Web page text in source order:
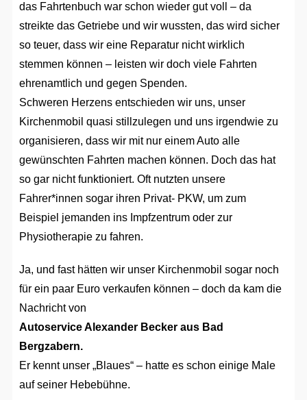
das Fahrtenbuch war schon wieder gut voll – da
streikte das Getriebe und wir wussten, das wird sicher
so teuer, dass wir eine Reparatur nicht wirklich
stemmen können – leisten wir doch viele Fahrten
ehrenamtlich und gegen Spenden.
Schweren Herzens entschieden wir uns, unser
Kirchenmobil quasi stillzulegen und uns irgendwie zu
organisieren, dass wir mit nur einem Auto alle
gewünschten Fahrten machen können. Doch das hat
so gar nicht funktioniert. Oft nutzten unsere
Fahrer*innen sogar ihren Privat- PKW, um zum
Beispiel jemanden ins Impfzentrum oder zur
Physiotherapie zu fahren.
Ja, und fast hätten wir unser Kirchenmobil sogar noch
für ein paar Euro verkaufen können – doch da kam die
Nachricht von
Autoservice Alexander Becker aus Bad
Bergzabern.
Er kennt unser „Blaues“ – hatte es schon einige Male
auf seiner Hebebühne.